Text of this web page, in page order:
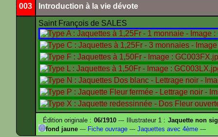
003 Introduction à la vie dévote
Saint François de SALES
Édition originale : 06/1910--- Illustrateur 1 : Jaquette non
fond jaune --- Fiche ouvrage --- Jaquettes avec 4ème ---